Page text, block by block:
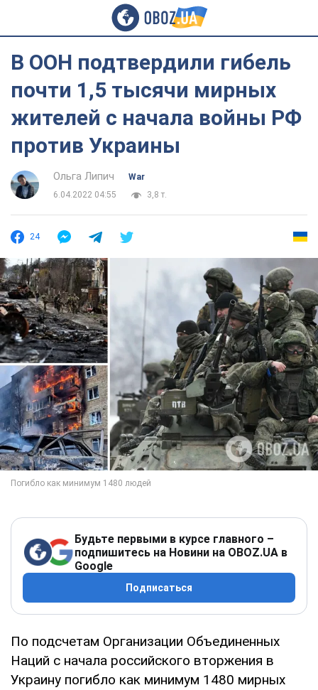
В ООН подтвердили гибель
почти 1,5 тысячи мирных
жителей с начала войны РФ
против Украины
Ольга Липич
War
6.04.2022 04:55
3,8 т.
24
Будьте первыми в курсе главного –
подпишитесь на Новини на OBOZ.UA в
Google
Подписаться
По подсчетам Организации Объединенных
Наций с начала российского вторжения в
Украину погибло как минимум 1480 мирных